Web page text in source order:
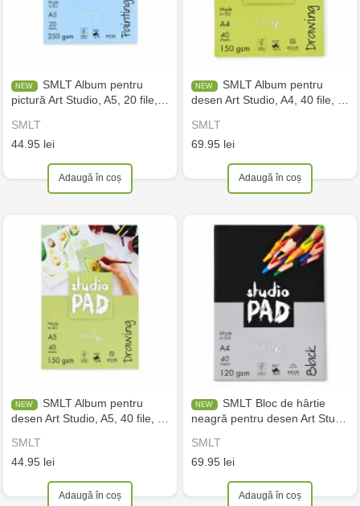
SMLT Album pentru
pictură Art Studio, A5, 20 file,…
SMLT
44.95 lei
Adaugă în coș
SMLT Album pentru
desen Art Studio, A4, 40 file, …
SMLT
69.95 lei
Adaugă în coș
SMLT Album pentru
desen Art Studio, A5, 40 file, …
SMLT
44.95 lei
Adaugă în coș
SMLT Bloc de hârtie
neagră pentru desen Art Stu…
SMLT
69.95 lei
Adaugă în coș